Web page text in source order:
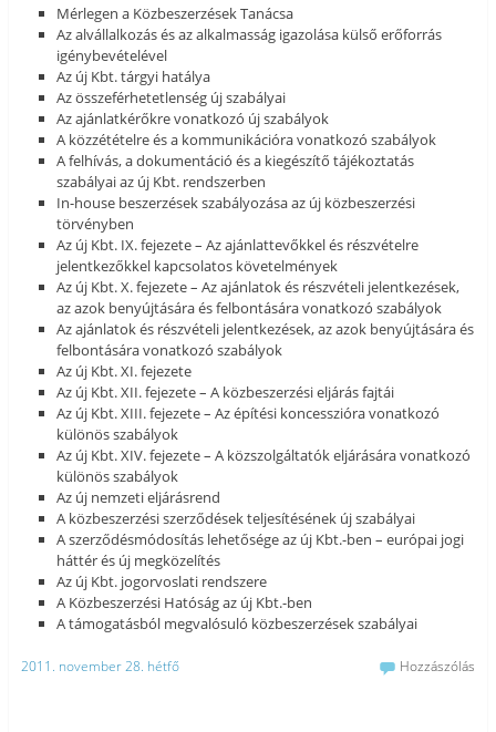
Mérlegen a Közbeszerzések Tanácsa
Az alvállalkozás és az alkalmasság igazolása külső erőforrás
igénybevételével
Az új Kbt. tárgyi hatálya
Az összeférhetetlenség új szabályai
Az ajánlatkérőkre vonatkozó új szabályok
A közzétételre és a kommunikációra vonatkozó szabályok
A felhívás, a dokumentáció és a kiegészítő tájékoztatás
szabályai az új Kbt. rendszerben
In-house beszerzések szabályozása az új közbeszerzési
törvényben
Az új Kbt. IX. fejezete – Az ajánlattevőkkel és részvételre
jelentkezőkkel kapcsolatos követelmények
Az új Kbt. X. fejezete – Az ajánlatok és részvételi jelentkezések,
az azok benyújtására és felbontására vonatkozó szabályok
Az ajánlatok és részvételi jelentkezések, az azok benyújtására és
felbontására vonatkozó szabályok
Az új Kbt. XI. fejezete
Az új Kbt. XII. fejezete – A közbeszerzési eljárás fajtái
Az új Kbt. XIII. fejezete – Az építési koncesszióra vonatkozó
különös szabályok
Az új Kbt. XIV. fejezete – A közszolgáltatók eljárására vonatkozó
különös szabályok
Az új nemzeti eljárásrend
A közbeszerzési szerződések teljesítésének új szabályai
A szerződésmódosítás lehetősége az új Kbt.-ben – európai jogi
háttér és új megközelítés
Az új Kbt. jogorvoslati rendszere
A Közbeszerzési Hatóság az új Kbt.-ben
A támogatásból megvalósuló közbeszerzések szabályai
2011. november 28. hétfő Hozzászólás